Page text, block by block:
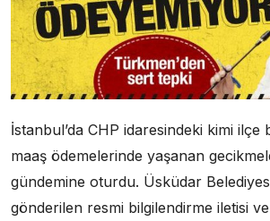
İstanbul’da CHP idaresindeki kimi ilçe
maaş ödemelerinde yaşanan
gündemine oturdu. Üsküdar
gönderilen resmi bilgilendirme iletisi